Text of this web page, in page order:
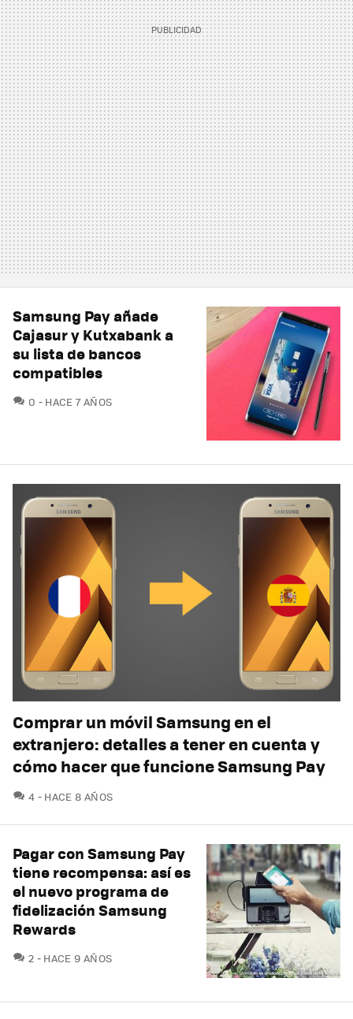
Samsung Pay añade
Cajasur y Kutxabank a
su lista de bancos
compatibles
0 COMENTARIOS
HACE 7 AÑOS
Comprar un móvil Samsung en el
extranjero: detalles a tener en cuenta y
cómo hacer que funcione Samsung Pay
4 COMENTARIOS
HACE 8 AÑOS
Pagar con Samsung Pay
tiene recompensa: así es
el nuevo programa de
fidelización Samsung
Rewards
2 COMENTARIOS
HACE 9 AÑOS